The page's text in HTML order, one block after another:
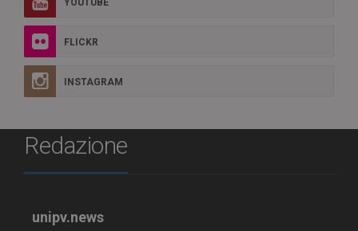
YOUTUBE
FLICKR
INSTAGRAM
Redazione
unipv.news